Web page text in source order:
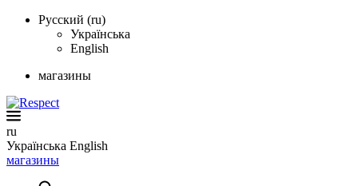
Русский (ru)
Українська
English
магазины
ru
Українська English
магазины